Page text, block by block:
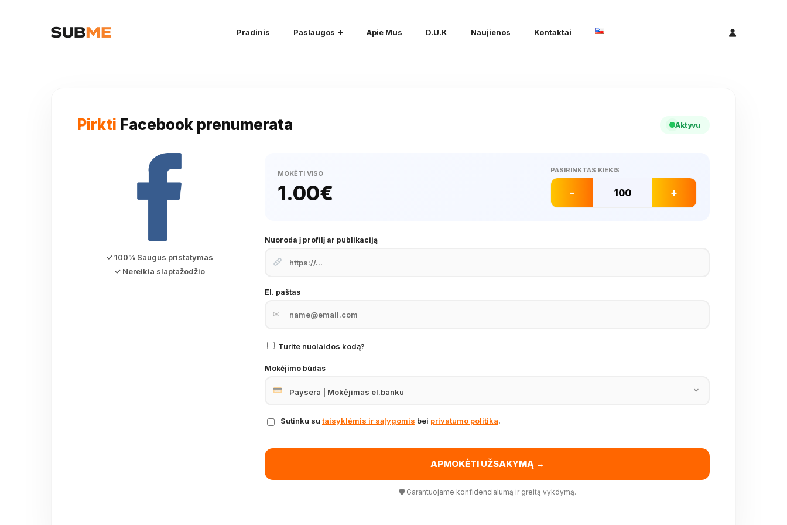
Pradinis Paslaugos Apie Mus D.U.K Naujienos Kontaktai
Pirkti Facebook prenumerata Aktyvu
✓ 100% Saugus pristatymas
✓ Nereikia slaptažodžio
MOKĖTI VISO
1.00€
PASIRINKTAS KIEKIS
- +
Nuoroda į profilį ar publikaciją
El. paštas
✉
Turite nuolaidos kodą?
Mokėjimo būdas
Sutinku su taisyklėmis ir sąlygomis bei privatumo politika.
APMOKĖTI UŽSAKYMĄ →
🛡 Garantuojame konfidencialumą ir greitą vykdymą.